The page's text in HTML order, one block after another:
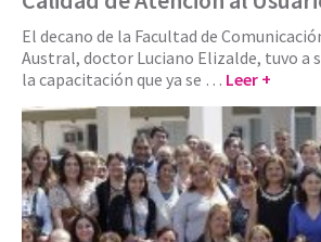
El decano de la Facultad de
Austral, doctor Luciano Elizalde, tuvo a
la capacitación que ya se … Leer +